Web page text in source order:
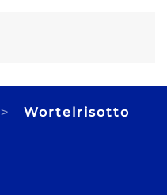
Wortelrisotto